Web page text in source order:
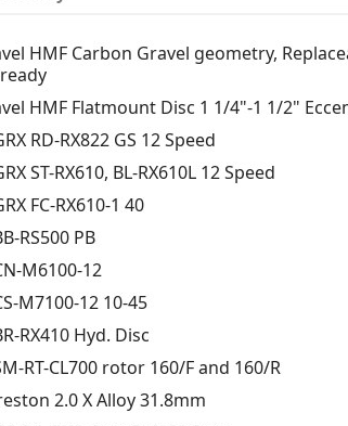
HMF Carbon Gravel geometry,
HMF Flatmount Disc 1 1/4"-1 1/2"
RD-RX822 GS 12 Speed
ST-RX610, BL-RX610L 12 Speed
FC-RX610-1 40
RS500 PB
M6100-12
M7100-12 10-45
RX410 Hyd. Disc
RT-CL700 rotor 160/F and 160/R
2.0 X Alloy 31.8mm